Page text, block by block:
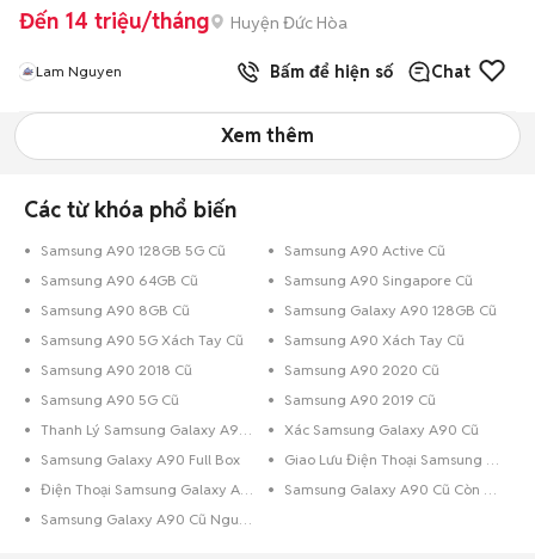
Đến 14 triệu/tháng Huyện Đức Hòa
Lam Nguyen Bấm để hiện số Chat
Xem thêm
Các từ khóa phổ biến
Samsung A90 128GB 5G Cũ
Samsung A90 Active Cũ
Samsung A90 64GB Cũ
Samsung A90 Singapore Cũ
Samsung A90 8GB Cũ
Samsung Galaxy A90 128GB Cũ
Samsung A90 5G Xách Tay Cũ
Samsung A90 Xách Tay Cũ
Samsung A90 2018 Cũ
Samsung A90 2020 Cũ
Samsung A90 5G Cũ
Samsung A90 2019 Cũ
Thanh Lý Samsung Galaxy A90 Cũ
Xác Samsung Galaxy A90 Cũ
Samsung Galaxy A90 Full Box
Giao Lưu Điện Thoại Samsung Galaxy A90
Điện Thoại Samsung Galaxy A90 Trả Góp
Samsung Galaxy A90 Cũ Còn Bảo Hành
Samsung Galaxy A90 Cũ Nguyên Zin